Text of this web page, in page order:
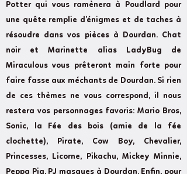
Potter qui vous ramènera à Poudlard pour
une quête remplie d’énigmes et de taches à
résoudre dans vos pièces à Dourdan. Chat
noir et Marinette alias LadyBug de
Miraculous vous prêteront main forte pour
faire fasse aux méchants de Dourdan. Si rien
de ces thèmes ne vous correspond, il nous
restera vos personnages favoris: Mario Bros,
Sonic, la Fée des bois (amie de la fée
clochette), Pirate, Cow Boy, Chevalier,
Princesses, Licorne, Pikachu, Mickey Minnie,
Peppa Pig, PJ masques à Dourdan. Enfin, pour